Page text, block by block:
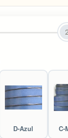
D-Azul C-